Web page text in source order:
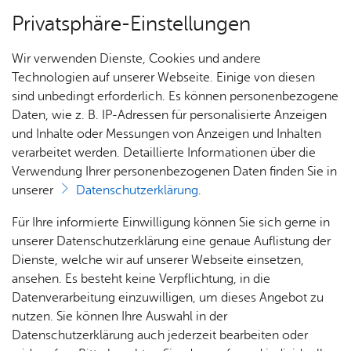
Über­sicht Bür­ger & Stadt
Rat­
haus &
Bür­
ger­
ser­vice
Rat­
häu­ser
Nach­
rich­
ten,
Vi­de­os
& Bil­
der
Me­di­
Jobs
Stel­
len­an­
ge­bo­te
Aus­bil­
dung &
Stu­di­
Bauen
& Um­
welt
Geo­
da­ten
Ge­
sund­
heit &
kum
Stadt­chro­nik
Ka­te­go­rie:
Ver­sor­gungs­ein­rich­tung
Schlag­wort:
Post­we­sen
17. März 1683 - Er­rich­tung
einer stän­di­gen Post­sta­ti­on
in Buch­horn durch das Fürs­
ten­haus Thurn und Taxis.
Vor­le­sen
Privatsphäre-Einstellungen
Wir verwenden Dienste, Cookies und andere
Technologien auf unserer Webseite. Einige von diesen
sind unbedingt erforderlich. Es können personenbezogene
Daten, wie z. B. IP-Adressen für personalisierte Anzeigen
und Inhalte oder Messungen von Anzeigen und Inhalten
verarbeitet werden. Detaillierte Informationen über die
Verwendung Ihrer personenbezogenen Daten finden Sie in
unserer
Datenschutzerklärung.
Für Ihre informierte Einwilligung können Sie sich gerne in
unserer Datenschutzerklärung eine genaue Auflistung der
Dienste, welche wir auf unserer Webseite einsetzen,
ansehen. Es besteht keine Verpflichtung, in die
Datenverarbeitung einzuwilligen, um dieses Angebot zu
nutzen. Sie können Ihre Auswahl in der
Datenschutzerklärung auch jederzeit bearbeiten oder